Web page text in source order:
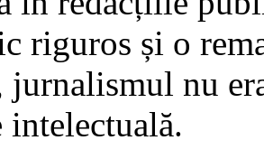
riguros și o
jurnalismul nu
intelectuală.